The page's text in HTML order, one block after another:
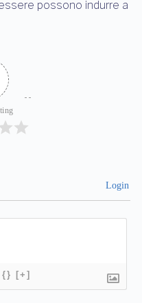
possono indurre a
Login
{} [+]